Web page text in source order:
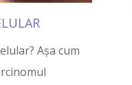
Așa cum